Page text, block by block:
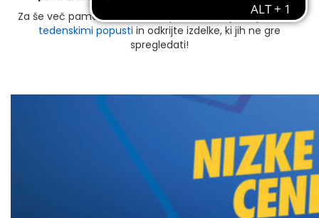
Za še več pametnih odločitev preveritenajnovejši letak s
tedenskimi popusti in odkrijte izdelke, ki jih ne gre
spregledati!